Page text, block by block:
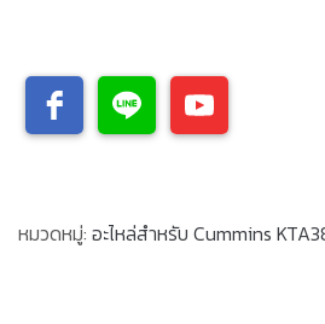
หมวดหมู่: อะไหล่สำหรับ Cummins